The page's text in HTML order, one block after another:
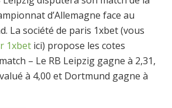
d’Allemagne face au
La société de paris 1xbet (vous
1xbet ici) propose les cotes
– Le RB Leipzig gagne à 2,31,
à 4,00 et Dortmund gagne à